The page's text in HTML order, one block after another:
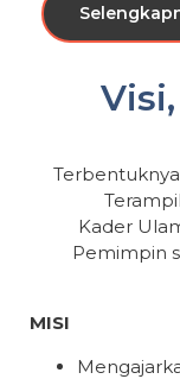
Terbentuknya
Kader
Pemimpin
MISI